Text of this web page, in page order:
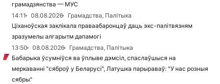
грамадзянства — МУС
14:11
08.08.2026
Грамадства, Палітыка
Ціханоўская заклікала праваабаронцаў даць экс-палітвязням
зразумелы алгарытм дапамогі
13:50
08.08.2026
Грамадства, Палітыка
Бабарыка ўсумніўся ва ўплыве дэмсіл, спаслаўшыся на
меркаванні "сяброў у Беларусі", Латушка парыраваў: "У нас розныя
сябры"